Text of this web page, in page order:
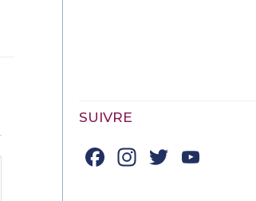
SUIVRE
Facebook
Instagram
Twitter